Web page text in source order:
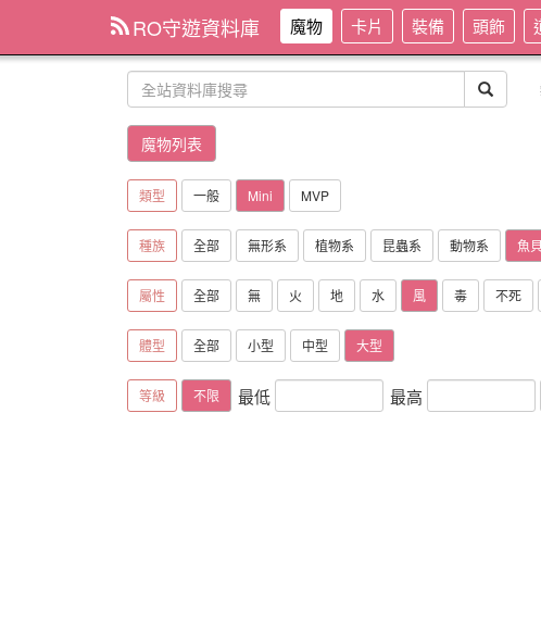
RO守遊資料庫 魔物 卡片 裝備 頭飾
魔物列表
類型 一般 Mini MVP
種族 全部 無形系 植物系 昆蟲系 動物系 魚
屬性 全部 無 火 地 水 風 毒 不死
體型 全部 小型 中型 大型
等級 不限 最低 最高